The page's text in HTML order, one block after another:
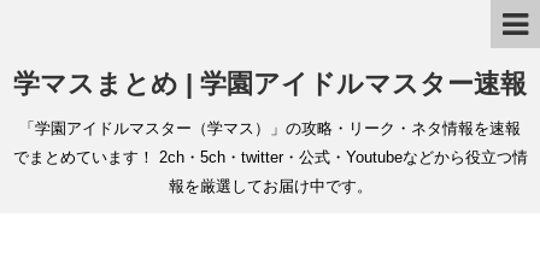
学マスまとめ | 学園アイドルマスター速報
「学園アイドルマスター（学マス）」の攻略・リーク・ネタ情報を速報
でまとめています！ 2ch・5ch・twitter・公式・Youtubeなどから役立つ情
報を厳選してお届け中です。